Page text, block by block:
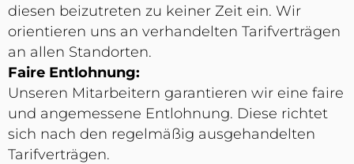
diesen beizutreten zu keiner Zeit ein. Wir
orientieren uns an verhandelten Tarifverträgen
an allen Standorten.
Faire Entlohnung:
Unseren Mitarbeitern garantieren wir eine faire
und angemessene Entlohnung. Diese richtet
sich nach den regelmäßig ausgehandelten
Tarifverträgen.